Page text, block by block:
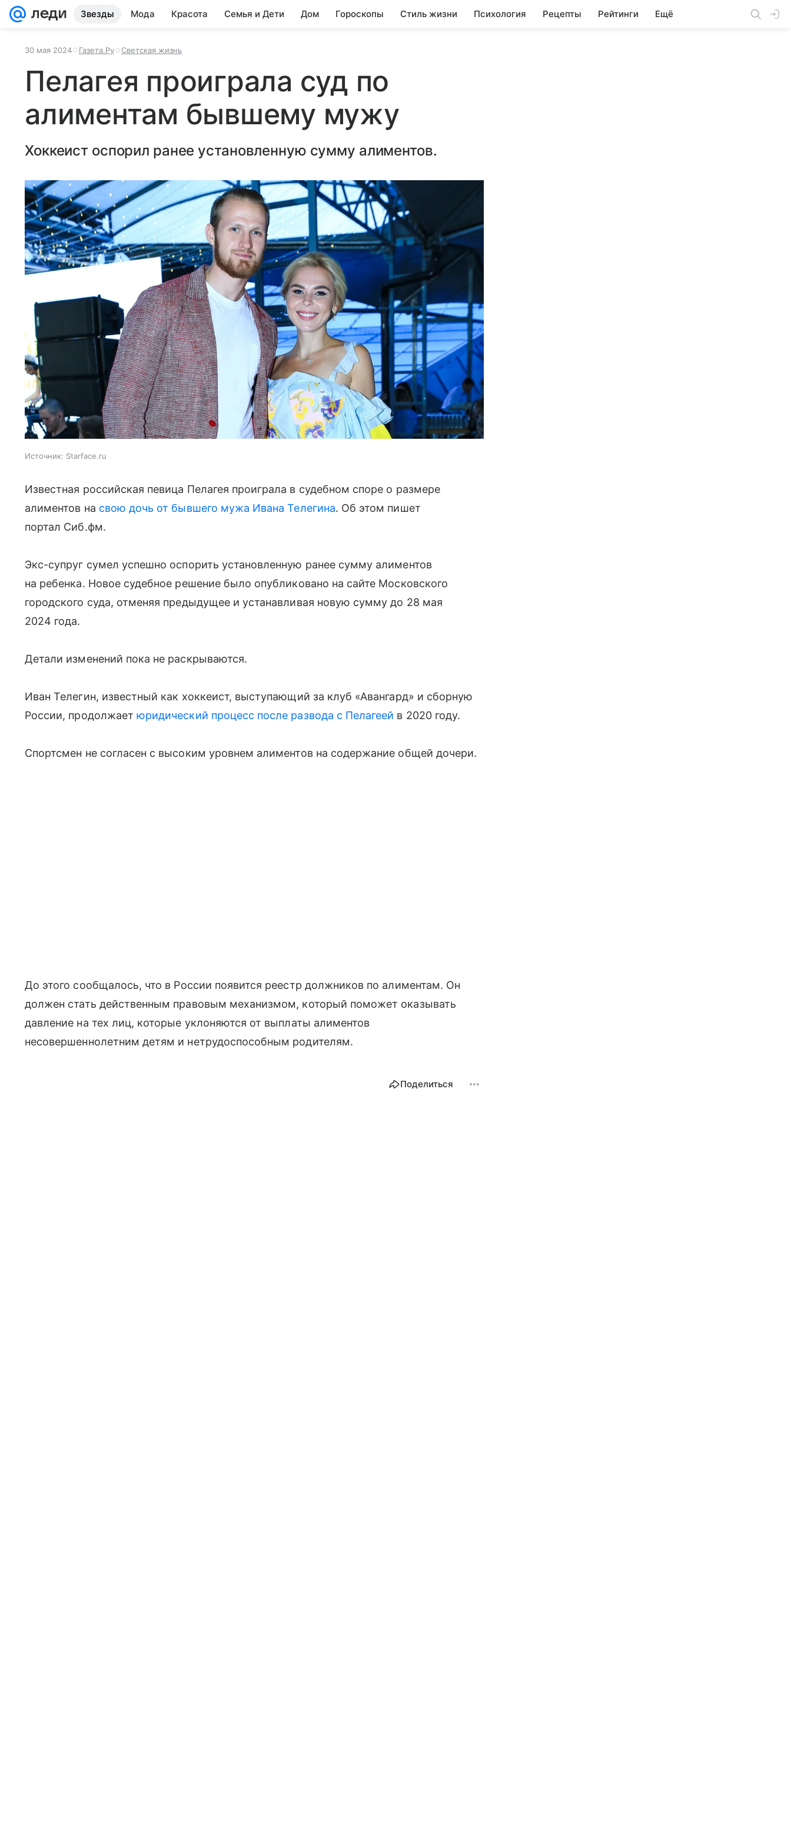
Звезды Мода Красота Семья и Дети Дом Гороскопы Стиль жизни Психология Рецепты Рейтинги Ещё
30 мая 2024 Газета.Ру Светская жизнь
Пелагея проиграла суд по
алиментам бывшему мужу
Хоккеист оспорил ранее установленную сумму алиментов.
Источник: Starface.ru
Известная российская певица Пелагея проиграла в судебном споре о размере
алиментов на свою дочь от бывшего мужа Ивана Телегина. Об этом пишет
портал Сиб.фм.
Экс-супруг сумел успешно оспорить установленную ранее сумму алиментов
на ребенка. Новое судебное решение было опубликовано на сайте Московского
городского суда, отменяя предыдущее и устанавливая новую сумму до 28 мая
2024 года.
Детали изменений пока не раскрываются.
Иван Телегин, известный как хоккеист, выступающий за клуб «Авангард» и сборную
России, продолжаетюридический процесс после развода с Пелагеей в 2020 году.
Спортсмен не согласен с высоким уровнем алиментов на содержание общей дочери.
До этого сообщалось, что в России появится реестр должников по алиментам. Он
должен стать действенным правовым механизмом, который поможет оказывать
давление на тех лиц, которые уклоняются от выплаты алиментов
несовершеннолетним детям и нетрудоспособным родителям.
Поделиться